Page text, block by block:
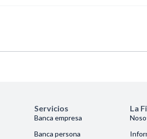
Servicios
Banca empresa
Banca persona
La